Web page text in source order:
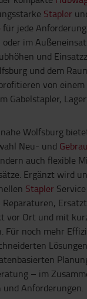
Stapler
für jede
im
und
und dem
von
Gabelstapler,
Wolfsburg
Neu- und
auch flexible
Ergänzt wird
Stapler
vor Ort und mit
Für noch mehr
– im
und Anforderungen.